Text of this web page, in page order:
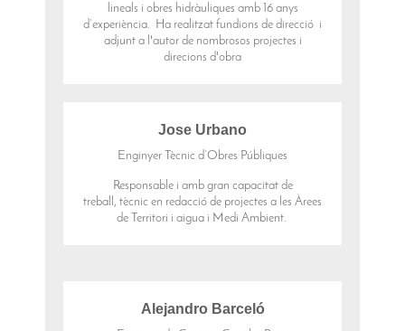
lineals i obres hidràuliques amb 16 anys
d’experiència. Ha realitzat fundions de direcció i
adjunt a l'autor de nombrosos projectes i
direcions d'obra
Jose Urbano
Enginyer Tècnic d’Obres Públiques
Responsable i amb gran capacitat de
treball, tècnic en redacció de projectes a les Àrees
de Territori i aigua i Medi Ambient.
Alejandro Barceló